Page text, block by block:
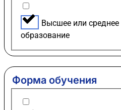
Высшее или
образование
Форма обучения